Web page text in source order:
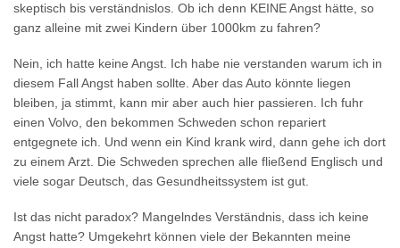
skeptisch bis verständnislos. Ob ich denn KEINE Angst hätte, so
ganz alleine mit zwei Kindern über 1000km zu fahren?
Nein, ich hatte keine Angst. Ich habe nie verstanden warum ich in
diesem Fall Angst haben sollte. Aber das Auto könnte liegen
bleiben, ja stimmt, kann mir aber auch hier passieren. Ich fuhr
einen Volvo, den bekommen Schweden schon repariert
entgegnete ich. Und wenn ein Kind krank wird, dann gehe ich dort
zu einem Arzt. Die Schweden sprechen alle fließend Englisch und
viele sogar Deutsch, das Gesundheitssystem ist gut.
Ist das nicht paradox? Mangelndes Verständnis, dass ich keine
Angst hatte? Umgekehrt können viele der Bekannten meine